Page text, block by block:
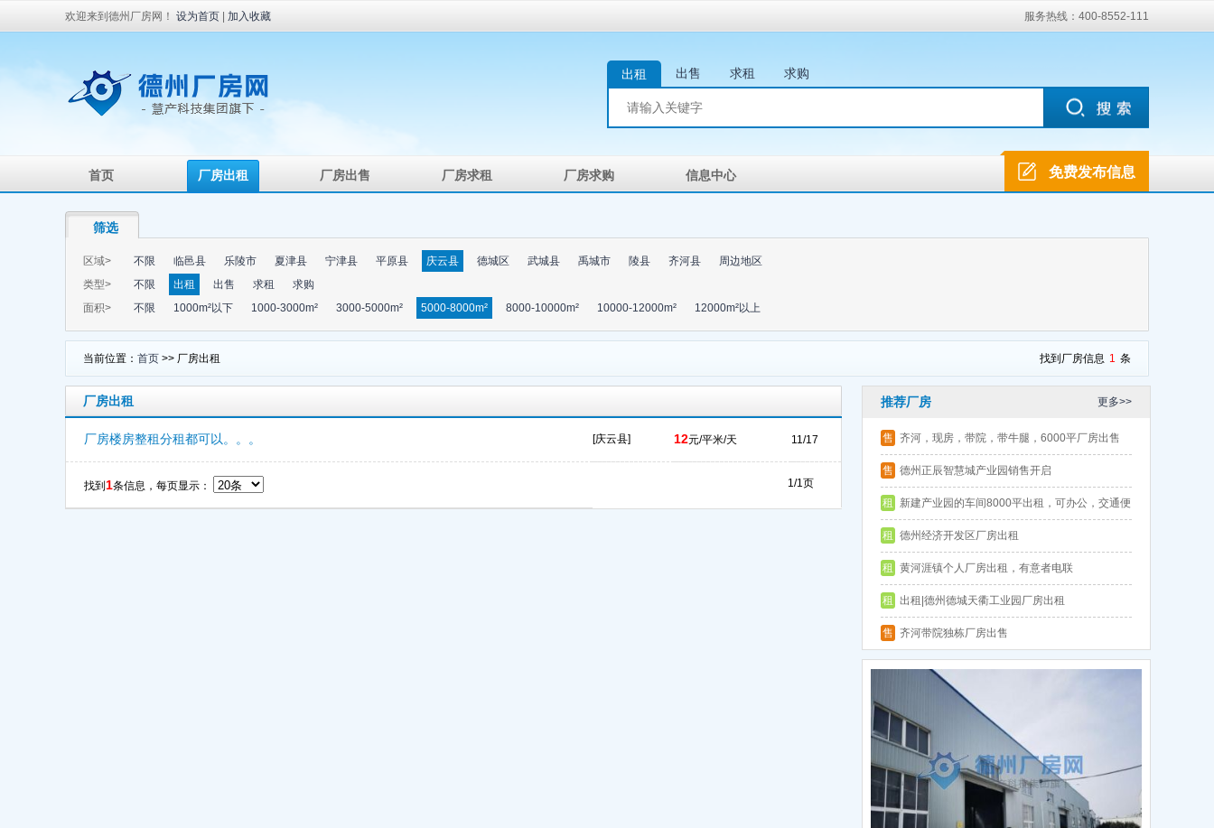
欢迎来到德州厂房网！ 设为首页 加入收藏 服务热线：400-8552-111
出租 出售 求租 求购
首页 厂房出租 厂房出售 厂房求租 厂房求购 信息中心 免费发布信息
筛选
区域> 不限 临邑县 乐陵市 夏津县 宁津县 平原县 庆云县 德城区 武城县 禹城市 陵县 齐河县
周边地区
类型>
不限 出租 出售 求租
求购
面积>
不限 1000m²以下 1000-3000m² 3000-5000m² 5000-8000m² 8000-10000m² 10000-12000m² 12000m²以上
当前位置： 首页 >> 厂房出租 找到厂房信息 1 条
厂房出租
厂房楼房整租分租都可以。。。 [庆云县] 12元/平米/天 11/17
找到 1条信息，每页显示： 1/1页
推荐厂房 更多>>
售 齐河，现房，带院，带牛腿，6000平厂房出售
层高9.5
售 德州正辰智慧城产业园销售开启
租 新建产业园的车间8000平出租，可办公，交通便
利
租 德州经济开发区厂房出租
租 黄河涯镇个人厂房出租，有意者电联
租 出租|德州德城天衢工业园厂房出租
售 齐河带院独栋厂房出售